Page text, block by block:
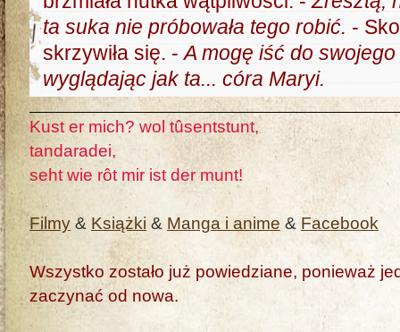
ta suka nie próbowała tego robić. -
skrzywiła się. -A mogę iść do
wyglądając jak ta... córa Maryi.
Kust er mich? wol tûsentstunt,
tandaradei,
seht wie rôt mir ist der munt!
Filmy & Książki & Manga i anime & Facebook
Wszystko zostało już powiedziane, ponieważ
zaczynać od nowa.